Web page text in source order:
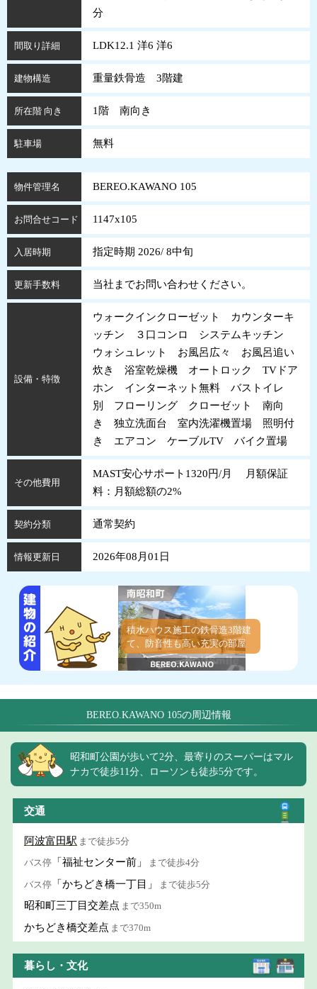
分
間取り詳細 LDK12.1 洋6 洋6
建物構造 重量鉄骨造 3階建
所在階 向き 1階 南向き
駐車場 無料
物件管理名 BEREO.KAWANO 105
お問合せコード 1147x105
入居時期 指定時期 2026/ 8中旬
更新手数料 当社までお問い合わせください。
設備・特徴
ウォークインクローゼット カウンターキ
ッチン ３口コンロ システムキッチン
ウォシュレット お風呂広々 お風呂追い
炊き 浴室乾燥機 オートロック TVドア
ホン インターネット無料 バストイレ
別 フローリング クローゼット 南向
き 独立洗面台 室内洗濯機置場 照明付
き エアコン ケーブルTV バイク置場
その他費用
MAST安心サポート1320円/月 月額保証
料：月額総額の2%
契約分類 通常契約
情報更新日 2026年08月01日
積水ハウス施工の鉄骨造3階建
て、防音性も高い充実の部屋
BEREO.KAWANO 105の周辺情報
昭和町公園が歩いて2分、最寄りのスーパーはマル
ナカで徒歩11分、ローソンも徒歩5分です。
交通
阿波富田駅 まで徒歩5分
バス停 「福祉センター前」 まで徒歩4分
バス停 「かちどき橋一丁目」 まで徒歩5分
昭和町三丁目交差点 まで350m
かちどき橋交差点 まで370m
暮らし・文化